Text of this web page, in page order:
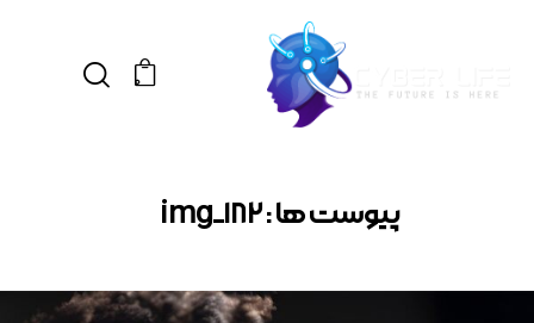
0
پیوست ها : img_182